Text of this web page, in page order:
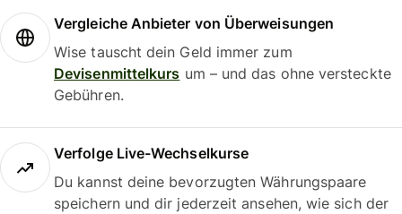
Vergleiche Anbieter von Überweisungen
Wise tauscht dein Geld immer zum
Devisenmittelkurs um – und das ohne versteckte
Gebühren.
Verfolge Live-Wechselkurse
Du kannst deine bevorzugten Währungspaare
speichern und dir jederzeit ansehen, wie sich der